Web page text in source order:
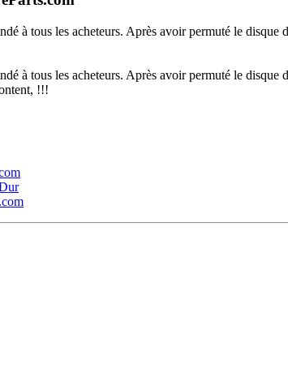
à tous les acheteurs. Après avoir permuté le
à tous les acheteurs. Après avoir permuté le
!!!